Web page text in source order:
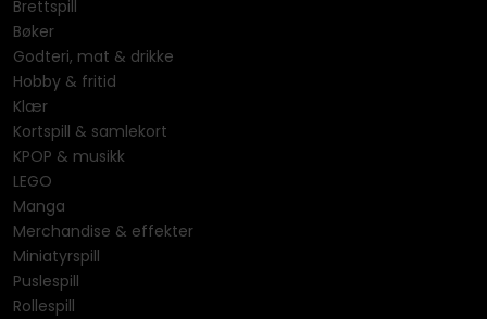
Brettspill
Bøker
Godteri, mat & drikke
Hobby & fritid
Klær
Kortspill & samlekort
KPOP & musikk
LEGO
Manga
Merchandise & effekter
Miniatyrspill
Puslespill
Rollespill